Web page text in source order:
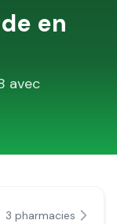
en
avec
3 pharmacies